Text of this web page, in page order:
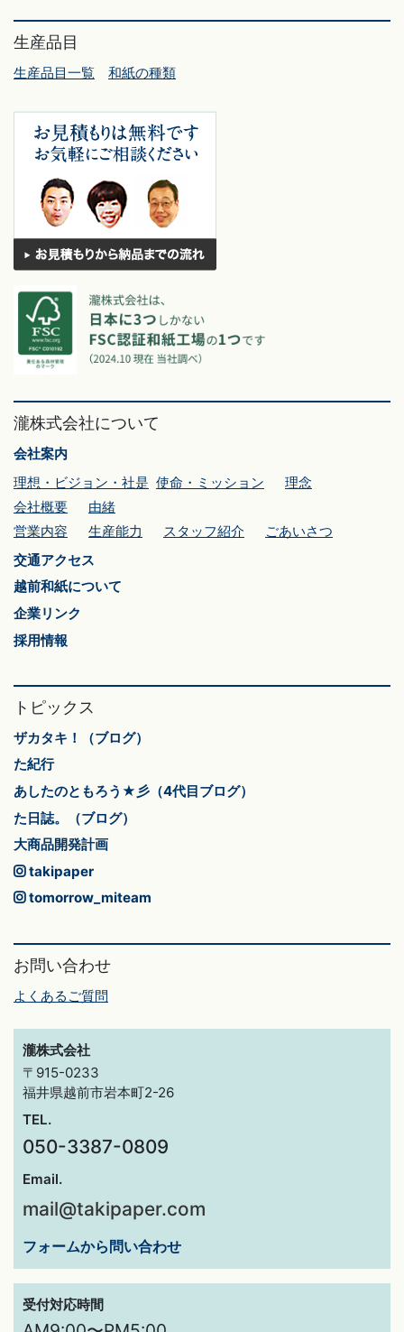
生産品目
生産品目一覧 和紙の種類
瀧株式会社について
会社案内
理想・ビジョン・社是 使命・ミッション
理念
会社概要
由緒
営業内容
生産能力 スタッフ紹介
ごあいさつ
交通アクセス
越前和紙について
企業リンク
採用情報
トピックス
ザカタキ！（ブログ）
た紀行
あしたのともろう★彡（4代目ブログ）
た日誌。（ブログ）
大商品開発計画
takipaper
tomorrow_miteam
お問い合わせ
よくあるご質問
瀧株式会社
〒915-0233
福井県越前市岩本町2-26
TEL.
050-3387-0809
Email.
mail@takipaper.com
フォームから問い合わせ
受付対応時間